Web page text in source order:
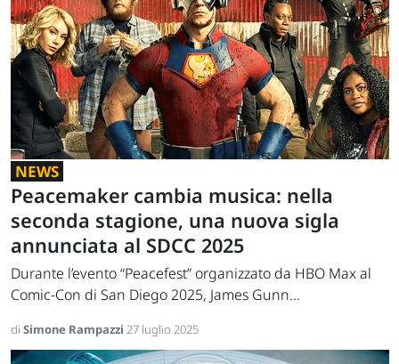
NEWS
Peacemaker cambia musica: nella
seconda stagione, una nuova sigla
annunciata al SDCC 2025
Durante l’evento “Peacefest” organizzato da HBO Max al
Comic-Con di San Diego 2025, James Gunn...
di Simone Rampazzi 27 luglio 2025